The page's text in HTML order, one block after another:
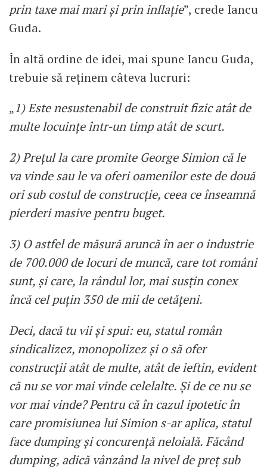
prin taxe mai mari și prin inflație”, crede Iancu
Guda.
În altă ordine de idei, mai spune Iancu Guda,
trebuie să reținem câteva lucruri:
„1) Este nesustenabil de construit fizic atât de
multe locuințe într-un timp atât de scurt.
2) Prețul la care promite George Simion că le
va vinde sau le va oferi oamenilor este de două
ori sub costul de construcție, ceea ce înseamnă
pierderi masive pentru buget.
3) O astfel de măsură aruncă în aer o industrie
de 700.000 de locuri de muncă, care tot români
sunt, și care, la rândul lor, mai susțin conex
încă cel puțin 350 de mii de cetățeni.
Deci, dacă tu vii și spui: eu, statul român
sindicalizez, monopolizez și o să ofer
construcții atât de multe, atât de ieftin, evident
că nu se vor mai vinde celelalte. Și de ce nu se
vor mai vinde? Pentru că în cazul ipotetic în
care promisiunea lui Simion s-ar aplica, statul
face dumping și concurență neloială. Făcând
dumping, adică vânzând la nivel de preț sub